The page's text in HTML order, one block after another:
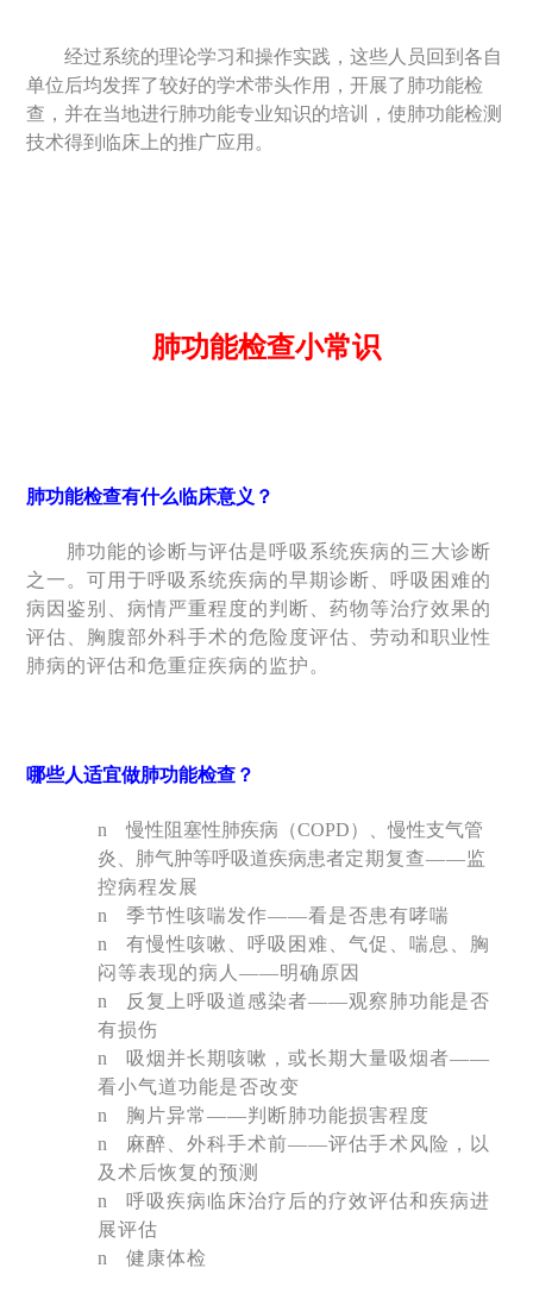
经过系统的理论学习和操作实践，这些人员回到各自
单位后均发挥了较好的学术带头作用，开展了肺功能检
查，并在当地进行肺功能专业知识的培训，使肺功能检测
技术得到临床上的推广应用。
肺功能检查小常识
肺功能检查有什么临床意义？
肺功能的诊断与评估是呼吸系统疾病的三大诊断
之一。可用于呼吸系统疾病的早期诊断、呼吸困难的
病因鉴别、病情严重程度的判断、药物等治疗效果的
评估、胸腹部外科手术的危险度评估、劳动和职业性
肺病的评估和危重症疾病的监护。
哪些人适宜做肺功能检查？
n 慢性阻塞性肺疾病（COPD）、慢性支气管
炎、肺气肿等呼吸道疾病患者定期复查——监
控病程发展
n
季节性咳喘发作——看是否患有哮喘
n
有慢性咳嗽、呼吸困难、气促、喘息、胸
闷等表现的病人——明确原因
n
反复上呼吸道感染者——观察肺功能是否
有损伤
n
吸烟并长期咳嗽，或长期大量吸烟者——
看小气道功能是否改变
n
胸片异常——判断肺功能损害程度
n
麻醉、外科手术前——评估手术风险，以
及术后恢复的预测
n
呼吸疾病临床治疗后的疗效评估和疾病进
展评估
n
健康体检